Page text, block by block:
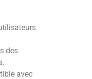
des
avec